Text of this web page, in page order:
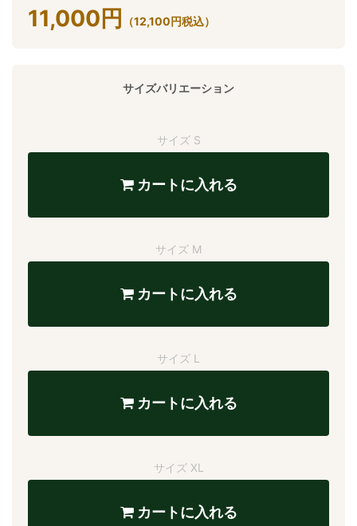
11,000円 （12,100円税込）
サイズバリエーション
サイズ S
カートに入れる
サイズ M
カートに入れる
サイズ L
カートに入れる
サイズ XL
カートに入れる